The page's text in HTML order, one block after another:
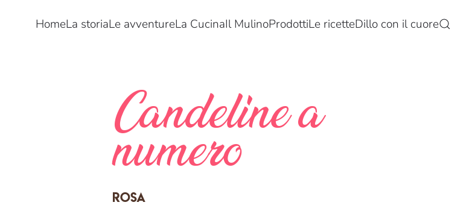
HomeLa storiaLe avventureLa CucinaIl MulinoProdottiLe ricetteDillo con il cuore
Candeline a
numero
Rosa